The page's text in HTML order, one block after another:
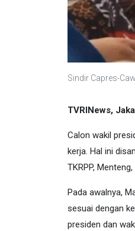
Sindir Capres-
TVRINews,
Calon wakil
kerja. Hal ini
TKRPP,
Pada awalnya,
sesuai dengan
presiden dan